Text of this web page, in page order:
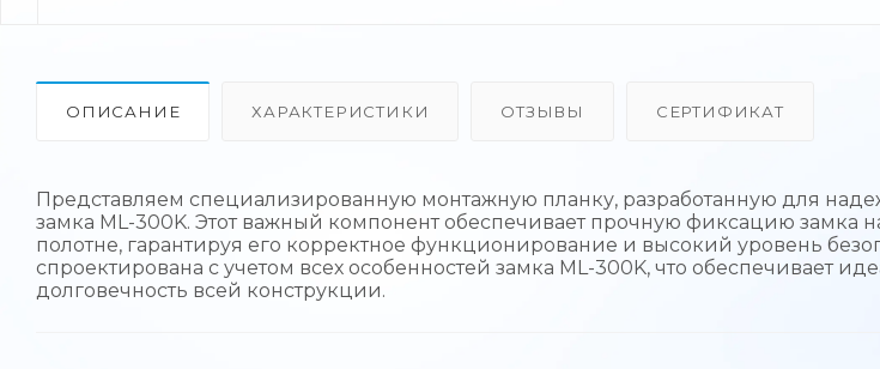
ОПИСАНИЕ ХАРАКТЕРИСТИКИ ОТЗЫВЫ СЕРТИФИКАТ
Представляем специализированную монтажную планку, разработанную для
замка ML-300K. Этот важный компонент обеспечивает прочную фиксацию замка
полотне, гарантируя его корректное функционирование и высокий уровень
спроектирована с учетом всех особенностей замка ML-300K, что обеспечивает
долговечность всей конструкции.